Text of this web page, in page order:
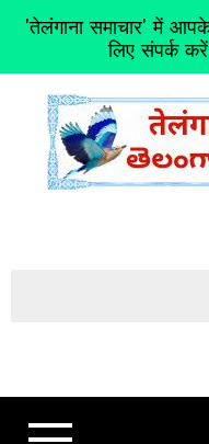
t
'तेलंगाना समाचार' में
लिए संपर्क करें